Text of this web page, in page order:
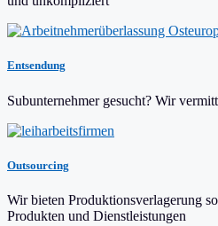
Entsendung
Subunternehmer gesucht? Wir
Outsourcing
Wir bieten Produktionsverlagerung
Produkten und Dienstleistungen